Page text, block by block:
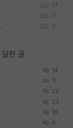
14
6
비추이긴함 6
린 글
14
11
22
23
16
6